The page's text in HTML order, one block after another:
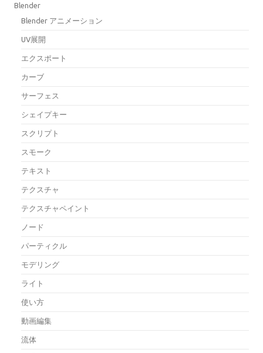
Blender
Blender アニメーション
UV展開
エクスポート
カーブ
サーフェス
シェイプキー
スクリプト
スモーク
テキスト
テクスチャ
テクスチャペイント
ノード
パーティクル
モデリング
ライト
使い方
動画編集
流体